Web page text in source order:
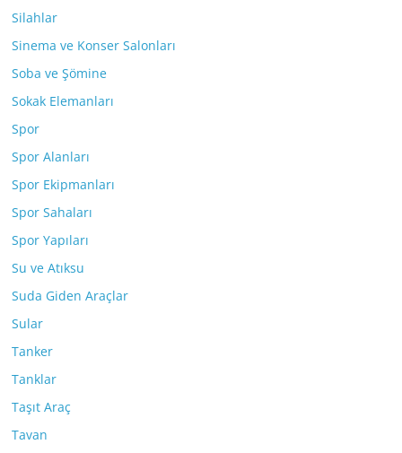
Silahlar
Sinema ve Konser Salonları
Soba ve Şömine
Sokak Elemanları
Spor
Spor Alanları
Spor Ekipmanları
Spor Sahaları
Spor Yapıları
Su ve Atıksu
Suda Giden Araçlar
Sular
Tanker
Tanklar
Taşıt Araç
Tavan